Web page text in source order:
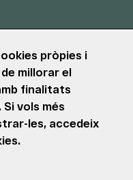
pròpies i
millorar el
finalitats
vols més
les, accedeix